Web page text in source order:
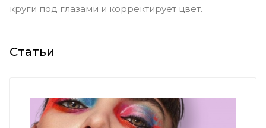
круги под глазами и корректирует цвет.
Статьи